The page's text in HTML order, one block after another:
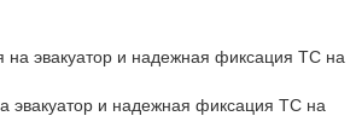
эвакуатор и надежная фиксация ТС на